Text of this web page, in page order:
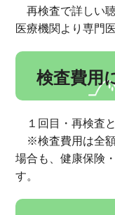
再検査で詳しい
医療機関より専門
検査費用
１回目・再検査
※検査費用は全額
場合も、健康保険
す。